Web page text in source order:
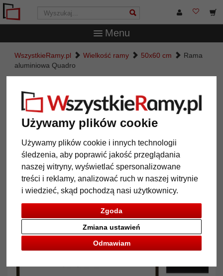
Używamy plików cookie
Używamy plików cookie i innych technologii
śledzenia, aby poprawić jakość przeglądania
naszej witryny, wyświetlać spersonalizowane
treści i reklamy, analizować ruch w naszej witrynie
i wiedzieć, skąd pochodzą nasi użytkownicy.
Zgoda
Odmawiam
Zmiana ustawień
Menu
WszystkieRamy.pl Wielkość ramy 50x60 cm
Rama
aluminiowa Quadro
Rama aluminiowa Quadro